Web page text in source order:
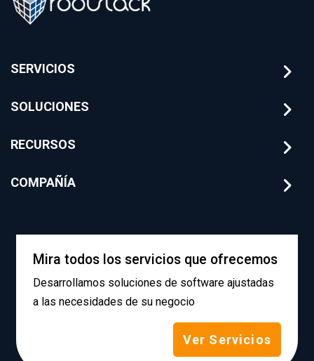
SERVICIOS
SOLUCIONES
RECURSOS
COMPAÑÍA
Mira todos los servicios que ofrecemos
Desarrollamos soluciones de software ajustadas
a las necesidades de su negocio
Ver Servicios